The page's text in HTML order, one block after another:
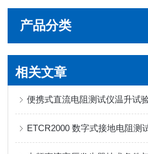
产品分类
相关文章
便携式直流电阻测试仪温升试
ETCR2000 数字式接地电阻测